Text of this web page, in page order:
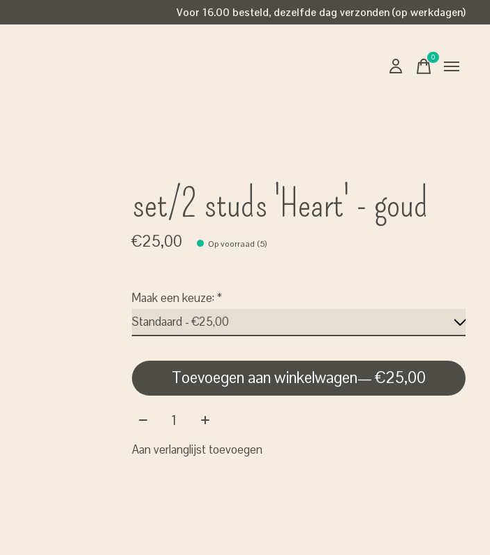
Voor 16.00 besteld, dezelfde dag verzonden (op werkdagen)
0items
set/2 studs 'Heart' - goud
€25,00 Op voorraad (5)
Maak een keuze:*
Toevoegen aan winkelwagen
— €25,00
Aantal:
Aan verlanglijst toevoegen